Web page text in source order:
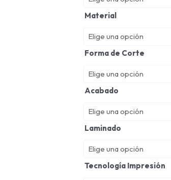
Material
Forma de Corte
Acabado
Laminado
Tecnología Impresión